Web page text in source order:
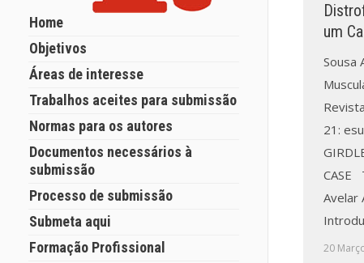
Home
Objetivos
Áreas de interesse
Trabalhos aceites para submissão
Normas para os autores
Documentos necessários à
submissão
Processo de submissão
Submeta aqui
Formação Profissional
um
Sousa
21:
CASE
Avelar
20